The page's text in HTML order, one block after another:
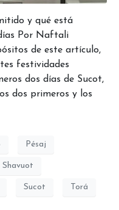
y qué está
Por Naftali
de este artículo,
festividades
dos días de Sucot,
dos primeros y los
Pésaj
Shavuot
Sucot Torá